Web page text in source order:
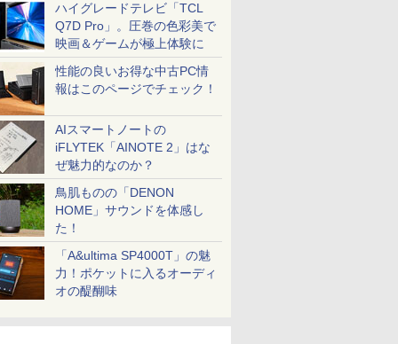
ハイグレードテレビ「TCL
Q7D Pro」。圧巻の色彩美で
映画＆ゲームが極上体験に
性能の良いお得な中古PC情
報はこのページでチェック！
AIスマートノートの
iFLYTEK「AINOTE 2」はな
ぜ魅力的なのか？
鳥肌ものの「DENON
HOME」サウンドを体感し
た！
「A&ultima SP4000T」の魅
力！ポケットに入るオーディ
オの醍醐味